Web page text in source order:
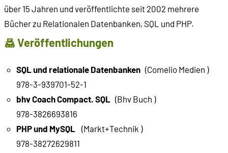
über 15 Jahren und veröffentlichte seit 2002 mehrere
Bücher zu Relationalen Datenbanken, SQL und PHP.
Veröffentlichungen
SQL und relationale Datenbanken (Comelio Medien )
978-3-939701-52-1
bhv Coach Compact. SQL
(Bhv Buch )
978-3826693816
PHP und MySQL
(Markt+Technik )
978-38272629811